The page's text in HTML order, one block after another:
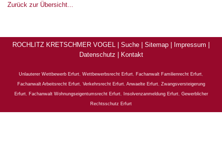
Zurück zur Übersicht...
ROCHLITZ KRETSCHMER VOGEL | Suche Sitemap Impressum
Datenschutz
Kontakt
Unlauterer Wettbewerb Erfurt, Wettbewerbsrecht Erfurt, Fachanwalt Familienrecht Erfurt,
Fachanwalt Arbeitsrecht Erfurt, Verkehrsrecht Erfurt, Anwaelte Erfurt, Zwangsversteigerung
Erfurt, Fachanwalt Wohnungseigentumsrecht Erfurt, Insolvenzanmeldung Erfurt, Gewerblicher
Rechtsschutz Erfurt